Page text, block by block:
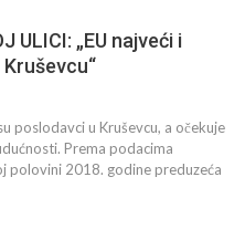
ULICI: „EU najveći i
poslodavci u Kruševcu, a očekuje
Prema podacima
polovini 2018. godine preduzeća